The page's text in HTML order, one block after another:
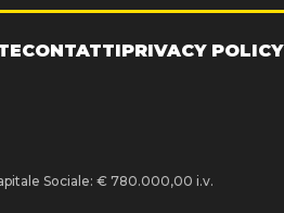
CONTATTIPRIVACY POLICY
Sociale: € 780.000,00 i.v.